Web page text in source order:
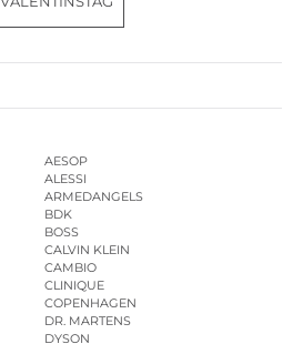
AESOP
ALESSI
ARMEDANGELS
BDK
BOSS
CALVIN KLEIN
CAMBIO
CLINIQUE
COPENHAGEN
DR. MARTENS
DYSON